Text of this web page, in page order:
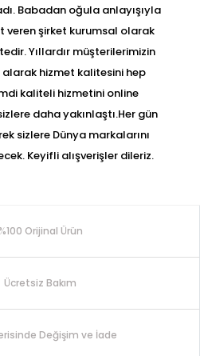
Babadan oğula anlayışıyla
veren şirket kurumsal olarak
Yıllardır müşterilerimizin
hizmet kalitesini hep
kaliteli hizmetini online
daha yakınlaştı.Her gün
sizlere Dünya markalarını
Keyifli alışverişler dileriz.
%100 Orijinal Ürün
Ücretsiz Bakım
Değişim ve İade